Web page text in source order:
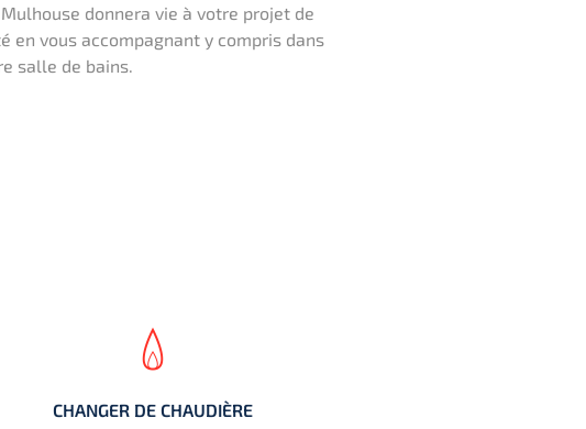
donnera vie à votre projet de
en vous accompagnant y compris dans
salle de bains.
CHANGER DE CHAUDIÈRE
CHANGER DE CHAUDIÈRE